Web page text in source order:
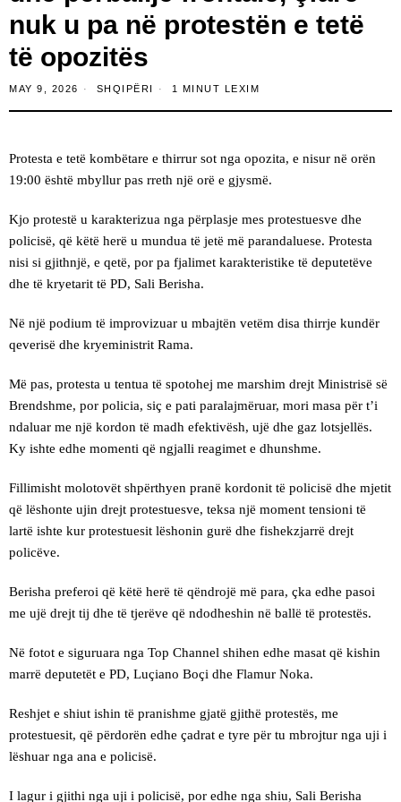
nuk u pa në protestën e tetë
të opozitës
MAY 9, 2026 SHQIPËRI 1 MINUT LEXIM
Protesta e tetë kombëtare e thirrur sot nga opozita, e nisur në orën
19:00 është mbyllur pas rreth një orë e gjysmë.
Kjo protestë u karakterizua nga përplasje mes protestuesve dhe
policisë, që këtë herë u mundua të jetë më parandaluese. Protesta
nisi si gjithnjë, e qetë, por pa fjalimet karakteristike të deputetëve
dhe të kryetarit të PD, Sali Berisha.
Në një podium të improvizuar u mbajtën vetëm disa thirrje kundër
qeverisë dhe kryeministrit Rama.
Më pas, protesta u tentua të spotohej me marshim drejt Ministrisë së
Brendshme, por policia, siç e pati paralajmëruar, mori masa për t’i
ndaluar me një kordon të madh efektivësh, ujë dhe gaz lotsjellës.
Ky ishte edhe momenti që ngjalli reagimet e dhunshme.
Fillimisht molotovët shpërthyen pranë kordonit të policisë dhe mjetit
që lëshonte ujin drejt protestuesve, teksa një moment tensioni të
lartë ishte kur protestuesit lëshonin gurë dhe fishekzjarrë drejt
policëve.
Berisha preferoi që këtë herë të qëndrojë më para, çka edhe pasoi
me ujë drejt tij dhe të tjerëve që ndodheshin në ballë të protestës.
Në fotot e siguruara nga Top Channel shihen edhe masat që kishin
marrë deputetët e PD, Luçiano Boçi dhe Flamur Noka.
Reshjet e shiut ishin të pranishme gjatë gjithë protestës, me
protestuesit, që përdorën edhe çadrat e tyre për tu mbrojtur nga uji i
lëshuar nga ana e policisë.
I lagur i gjithi nga uji i policisë, por edhe nga shiu, Sali Berisha